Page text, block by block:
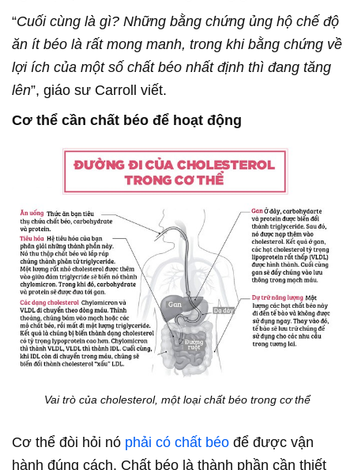
“Cuối cùng là gì? Những bằng chứng ủng hộ chế độ
ăn ít béo là rất mong manh, trong khi bằng chứng về
lợi ích của một số chất béo nhất định thì đang tăng
lên”, giáo sư Carroll viết.
Cơ thể cần chất béo để hoạt động
Vai trò của cholesterol, một loại chất béo trong cơ thể
Cơ thể đòi hỏi nó phải có chất béo để được vận
hành đúng cách. Chất béo là thành phần cần thiết